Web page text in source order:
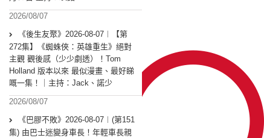
2026/08/07
《後生友聚》2026-08-07︱【第
272集】《蜘蛛俠：英雄重生》絕對
主觀 觀後感（少少劇透）！Tom
Holland 版本以來 最似漫畫、最好睇
嘅一集！｜主持：Jack、諾少
2026/08/07
《巴膠不敗》2026-08-07︱(第151
集) 由巴士迷變身車長！年輕車長親